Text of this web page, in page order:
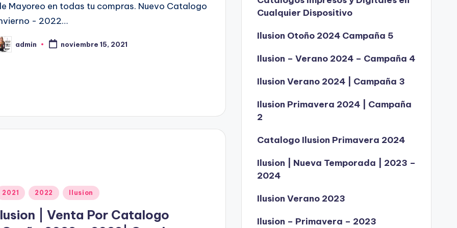
Mayoreo en todas tu compras. Nuevo Catalogo
- 2022…
admin noviembre 15, 2021
2021 2022 Ilusion
| Venta Por Catalogo
Cualquier Dispositivo
Ilusion Otoño 2024 Campaña 5
Ilusion – Verano 2024 – Campaña 4
Ilusion Verano 2024 | Campaña 3
Ilusion Primavera 2024 | Campaña
2
Catalogo Ilusion Primavera 2024
Ilusion | Nueva Temporada | 2023 –
2024
Ilusion Verano 2023
Ilusion – Primavera – 2023